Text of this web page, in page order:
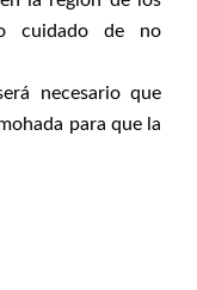
cuidado de no
necesario que
para que la